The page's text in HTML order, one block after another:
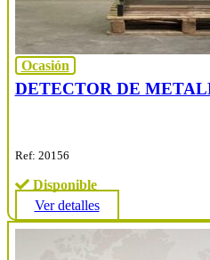
Ocasión
DETECTOR DE
Ref: 20156
Disponible
Ver detalles